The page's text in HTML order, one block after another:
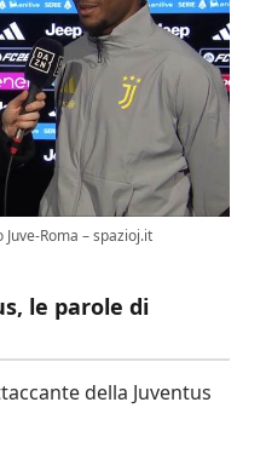
Roma – spazioj.it
le parole di
della Juventus